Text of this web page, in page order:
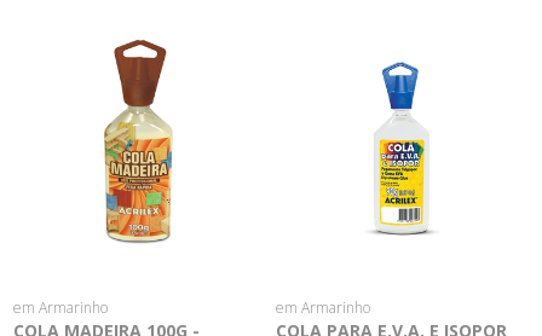
em Armarinho
COLA MADEIRA 100G -
em Armarinho
COLA PARA E.V.A. E ISOPOR